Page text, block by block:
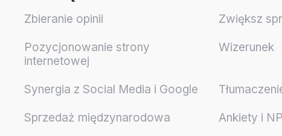
Zbieranie opinii Zwiększ
Pozycjonowanie strony
internetowej
Wizerunek
Synergia z Social Media i Google
Sprzedaż międzynarodowa Ankiety i